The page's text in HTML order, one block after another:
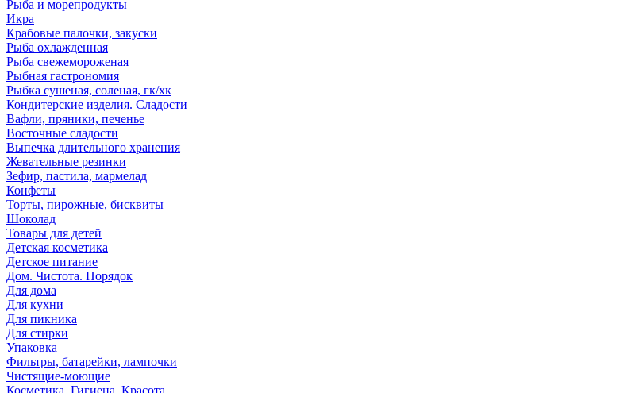
Рыба и морепродукты
Икра
Крабовые палочки, закуски
Рыба охлажденная
Рыба свежемороженая
Рыбная гастрономия
Рыбка сушеная, соленая, гк/хк
Кондитерские изделия. Сладости
Вафли, пряники, печенье
Восточные сладости
Выпечка длительного хранения
Жевательные резинки
Зефир, пастила, мармелад
Конфеты
Торты, пирожные, бисквиты
Шоколад
Товары для детей
Детская косметика
Детское питание
Дом. Чистота. Порядок
Для дома
Для кухни
Для пикника
Для стирки
Упаковка
Фильтры, батарейки, лампочки
Чистящие-моющие
Косметика. Гигиена. Красота